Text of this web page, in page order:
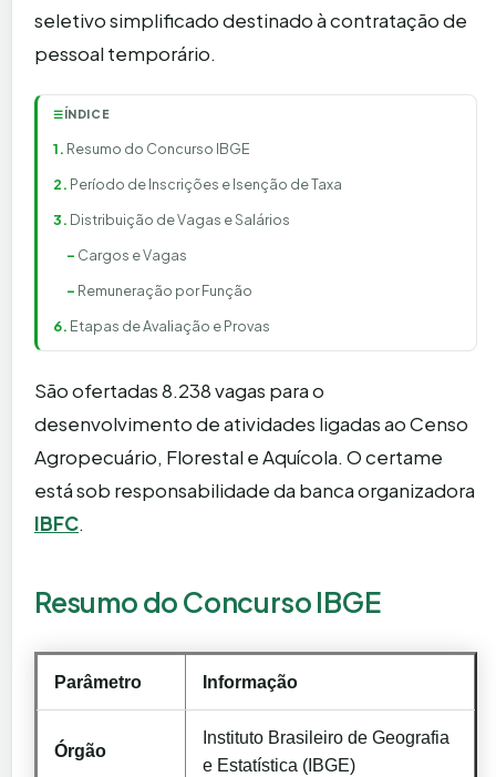
seletivo simplificado destinado à contratação de
pessoal temporário.
☰ÍNDICE
Resumo do Concurso IBGE
Período de Inscrições e Isenção de Taxa
Distribuição de Vagas e Salários
Cargos e Vagas
Remuneração por Função
Etapas de Avaliação e Provas
São ofertadas 8.238 vagas para o
desenvolvimento de atividades ligadas ao Censo
Agropecuário, Florestal e Aquícola. O certame
está sob responsabilidade da banca organizadora
IBFC.
Resumo do Concurso IBGE
Parâmetro Informação
Órgão
Instituto Brasileiro de Geografia
e Estatística (IBGE)